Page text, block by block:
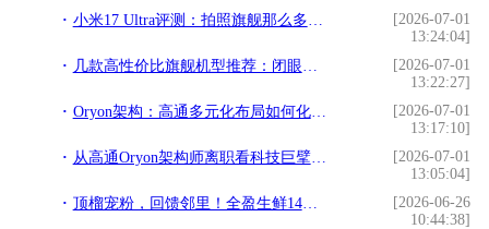
小米17 Ultra评测：拍照旗舰那么多，这台凭什么让摄影师动心？
[2026-07-01
13:24:04]
几款高性价比旗舰机型推荐：闭眼入，不踩坑
[2026-07-01
13:22:27]
Oryon架构：高通多元化布局如何化解明星架构师离职风险
[2026-07-01
13:17:10]
从高通Oryon架构师离职看科技巨擘的体系化韧性
[2026-07-01
13:05:04]
顶榴宠粉，回馈邻里！全盈生鲜14年坚守惠民初心
[2026-06-26
10:44:38]